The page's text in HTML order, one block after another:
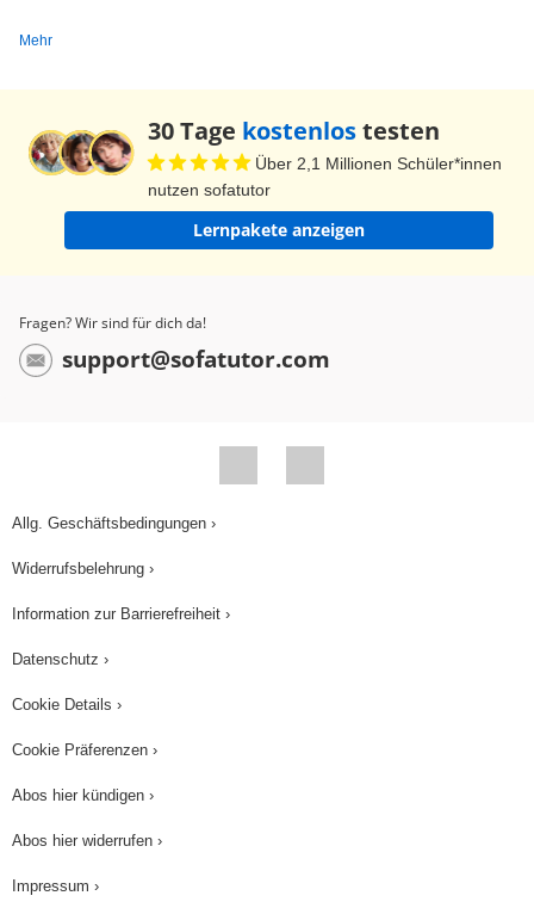
Mehr
30 Tage kostenlostesten
Über 2,1 Millionen Schüler*innen
nutzen sofatutor
Lernpakete anzeigen
Fragen? Wir sind für dich da!
support@sofatutor.com
Allg. Geschäftsbedingungen ›
Widerrufsbelehrung ›
Information zur Barrierefreiheit ›
Datenschutz ›
Cookie Details ›
Cookie Präferenzen ›
Abos hier kündigen ›
Abos hier widerrufen ›
Impressum ›